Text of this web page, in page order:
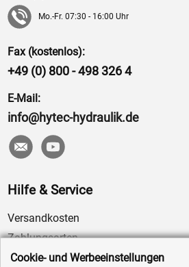
Mo.-Fr. 07:30 - 16:00 Uhr
Fax (kostenlos):
+49 (0) 800 - 498 326 4
E-Mail:
info@hytec-hydraulik.de
Hilfe & Service
Versandkosten
Zahlungsarten
Service
Cookie- und Werbeeinstellungen